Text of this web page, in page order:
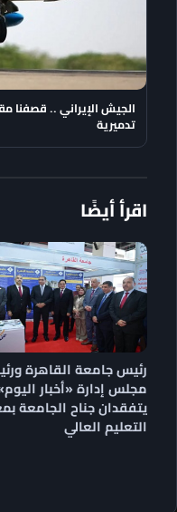
الجيش الإيراني .. قصفنا
تدميرية
اقرأ أيضًا
رئيس جامعة القاهرة
مجلس إدارة «أخبار
يتفقدان جناح الجامعة
التعليم العالي